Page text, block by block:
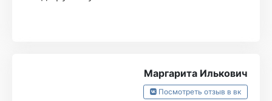
Маргарита Илькович
Посмотреть отзыв в вк